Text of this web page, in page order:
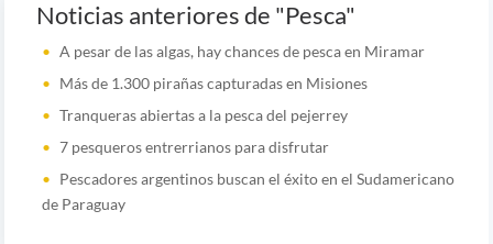
Noticias anteriores de "Pesca"
A pesar de las algas, hay chances de pesca en Miramar
Más de 1.300 pirañas capturadas en Misiones
Tranqueras abiertas a la pesca del pejerrey
7 pesqueros entrerrianos para disfrutar
Pescadores argentinos buscan el éxito en el Sudamericano
de Paraguay